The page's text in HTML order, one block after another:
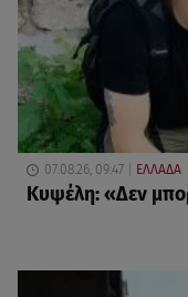
07.08.26, 09:47 ΕΛΛΑΔΑ
Κυψέλη: «Δεν